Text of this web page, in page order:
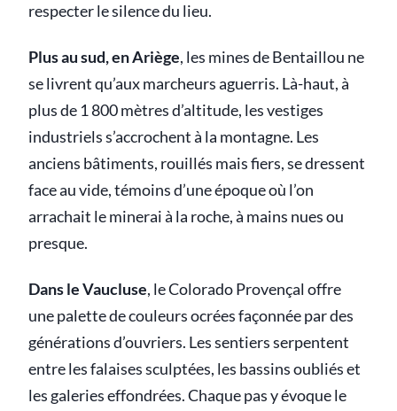
respecter le silence du lieu.
Plus au sud, en Ariège, les mines de Bentaillou ne
se livrent qu’aux marcheurs aguerris. Là-haut, à
plus de 1 800 mètres d’altitude, les vestiges
industriels s’accrochent à la montagne. Les
anciens bâtiments, rouillés mais fiers, se dressent
face au vide, témoins d’une époque où l’on
arrachait le minerai à la roche, à mains nues ou
presque.
Dans le Vaucluse, le Colorado Provençal offre
une palette de couleurs ocrées façonnée par des
générations d’ouvriers. Les sentiers serpentent
entre les falaises sculptées, les bassins oubliés et
les galeries effondrées. Chaque pas y évoque le